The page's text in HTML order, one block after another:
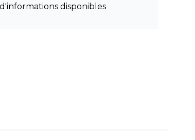
d'informations disponibles